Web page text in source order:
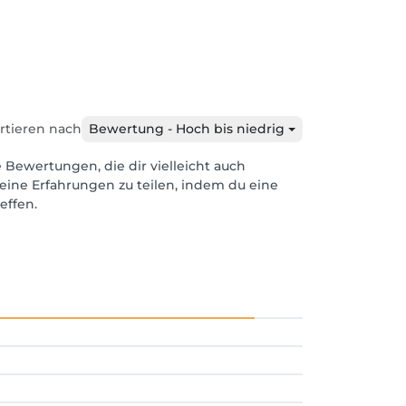
nach Bewertung - Hoch bis niedrig
Bewertungen, die dir vielleicht auch
Erfahrungen zu teilen, indem du eine